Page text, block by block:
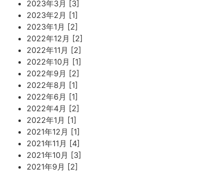
2023年3月 [3]
2023年2月 [1]
2023年1月 [2]
2022年12月 [2]
2022年11月 [2]
2022年10月 [1]
2022年9月 [2]
2022年8月 [1]
2022年6月 [1]
2022年4月 [2]
2022年1月 [1]
2021年12月 [1]
2021年11月 [4]
2021年10月 [3]
2021年9月 [2]